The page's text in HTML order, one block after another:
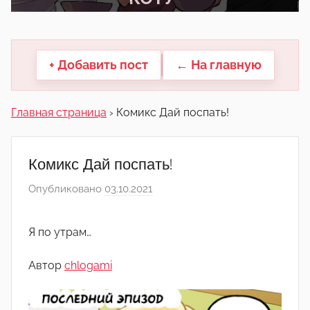
другие.
+ Добавить пост ← На главную
Главная страница › Комикс Дай поспать!
Комикс Дай поспать!
Опубликовано 03.10.2021
м
Я по утрам…
Автор chlogami